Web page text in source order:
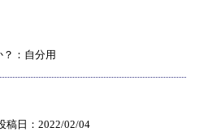
：自分用
稿日：2022/02/04